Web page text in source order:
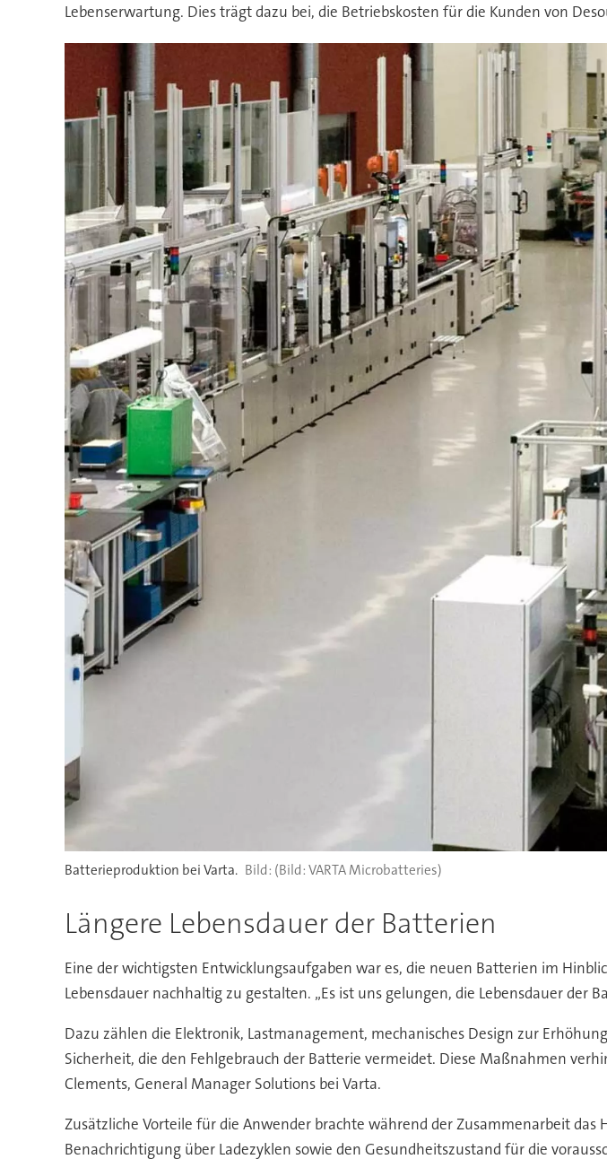
Lebenserwartung. Dies trägt dazu bei, die Betriebskosten für die Kunden von
Batterieproduktion bei Varta. (Bild: VARTA Microbatteries)
Längere Lebensdauer der Batterien
Eine der wichtigsten Entwicklungsaufgaben war es, die neuen Batterien im
Lebensdauer nachhaltig zu gestalten. „Es ist uns gelungen, die Lebensdauer
Dazu zählen die Elektronik, Lastmanagement, mechanisches Design zur
Sicherheit, die den Fehlgebrauch der Batterie vermeidet. Diese Maßnahmen
Clements, General Manager Solutions bei Varta.
Zusätzliche Vorteile für die Anwender brachte während der Zusammenarbeit
Benachrichtigung über Ladezyklen sowie den Gesundheitszustand für die